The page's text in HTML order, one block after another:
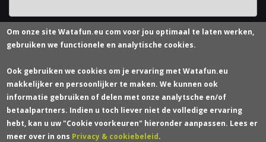
Nieuw wachtwoord aanvragen
Contacteer ons
Wie zijn we?
Verzendkosten
Bestelling en Levering
Betaling
Om onze siteWatafun.eu com voor jou optimaal te laten werken,
gebruiken we functionele en analytische cookies.
Ook gebruiken we cookies om je ervaring met Watafun.eu
makkelijker en persoonlijker te maken. We kunnen ook
informatie gebruiken of delen met onze analytsche en/of
betaalpartners. Indien u toch liever niet de volledige ervaring
hebt, kan u uw "Cookie voorkeuren" hieronder aanpassen. Lees er
meer over in ons Privacy & cookiebeleid.